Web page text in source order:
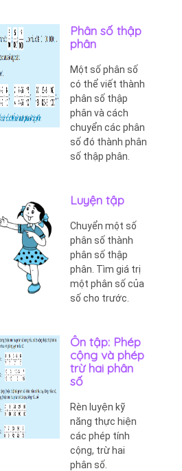
Phân số thập
phân
Một số phân số
có thể viết thành
phân số thập
phân và cách
chuyển các phân
số đó thành phân
số thập phân.
Luyện tập
Chuyển một số
phân số thành
phân số thập
phân. Tìm giá trị
một phân số của
số cho trước.
Ôn tập: Phép
cộng và phép
trừ hai phân
số
Rèn luyện kỹ
năng thực hiện
các phép tính
cộng, trừ hai
phân số.